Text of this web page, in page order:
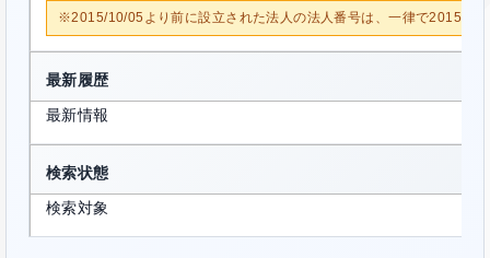
※2015/10/05より前に設立された法人の法人番号は、一律で2015/10/
最新履歴
最新情報
検索状態
検索対象